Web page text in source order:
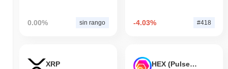
0.00% sin rango -4.03% #418
XRP HEX (Pulsechain)